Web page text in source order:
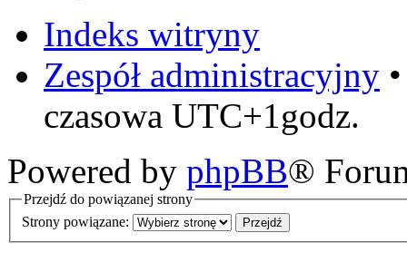
Indeks witryny
Zespół administracyjny
czasowa UTC+1godz.
Powered by phpBB®
Przejdź do powiązanej strony
Strony powiązane: